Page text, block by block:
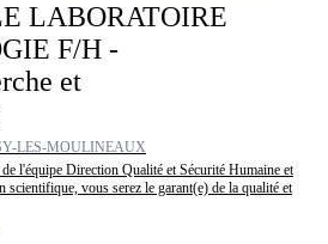
LABORATOIRE
F/H -
et
LES-MOULINEAUX
l'équipe Direction Qualité et Sécurité Humaine et
scientifique, vous serez le garant(e) de la qualité et